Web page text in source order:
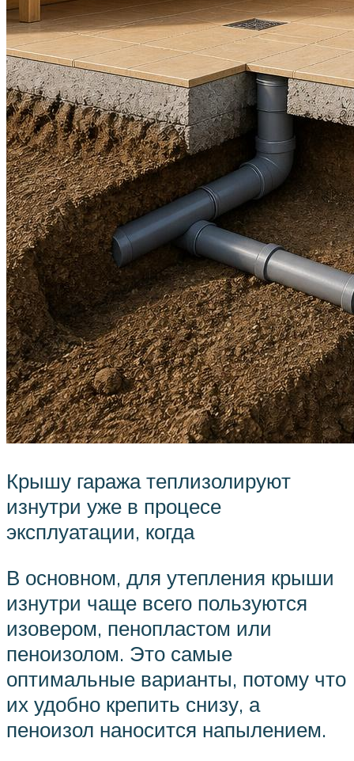
Крышу гаража теплизолируют
изнутри уже в процесе
эксплуатации, когда
В основном, для утепления крыши
изнутри чаще всего пользуются
изовером, пенопластом или
пеноизолом. Это самые
оптимальные варианты, потому что
их удобно крепить снизу, а
пеноизол наносится напылением.